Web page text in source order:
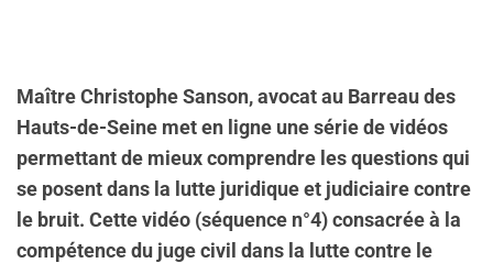
Maître Christophe Sanson, avocat au Barreau des
Hauts-de-Seine met en ligne une série de vidéos
permettant de mieux comprendre les questions qui
se posent dans la lutte juridique et judiciaire contre
le bruit. Cette vidéo (séquence n°4) consacrée à la
compétence du juge civil dans la lutte contre le